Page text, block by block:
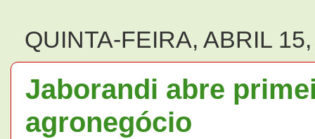
QUINTA-FEIRA, ABRIL
Jaborandi abre
agronegócio